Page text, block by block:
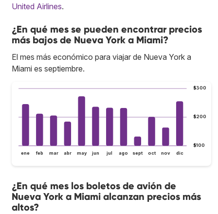
United Airlines.
¿En qué mes se pueden encontrar precios
más bajos de Nueva York a Miami?
El mes más económico para viajar de Nueva York a
Miami es septiembre.
$100
$200
$300
ene feb mar abr may jun jul ago sept oct nov dic
¿En qué mes los boletos de avión de
Nueva York a Miami alcanzan precios más
altos?